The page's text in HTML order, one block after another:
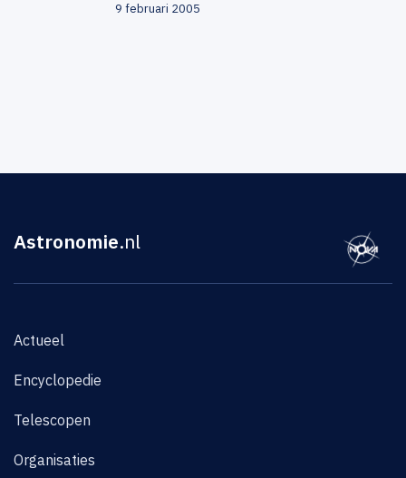
9 februari 2005
Astronomie.nl
Actueel
Encyclopedie
Telescopen
Organisaties